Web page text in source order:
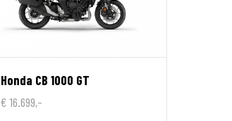
Honda CB 1000 GT
€ 16.699,-